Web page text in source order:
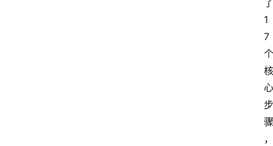
了
1
7
个
核
心
步
骤
，